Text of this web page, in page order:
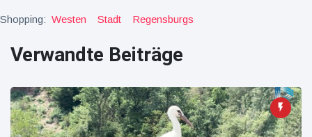
Warnung
York
Aufrufe
Shopping: Westen Stadt Regensburgs
Verwandte Beiträge